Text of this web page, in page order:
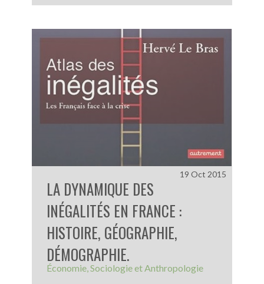
LA DYNAMIQUE DES
INÉGALITÉS EN FRANCE :
HISTOIRE, GÉOGRAPHIE,
DÉMOGRAPHIE.
Économie Sociologie et Anthropologie
19 Oct 2015